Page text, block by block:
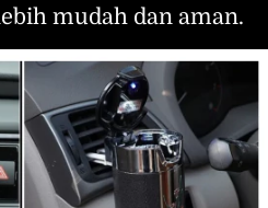
mudah dan aman.